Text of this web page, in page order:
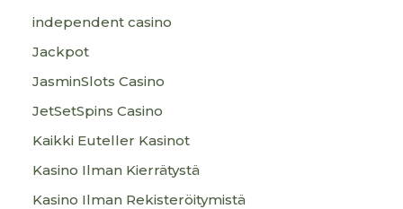
independent casino
Jackpot
JasminSlots Casino
JetSetSpins Casino
Kaikki Euteller Kasinot
Kasino Ilman Kierrätystä
Kasino Ilman Rekisteröitymistä